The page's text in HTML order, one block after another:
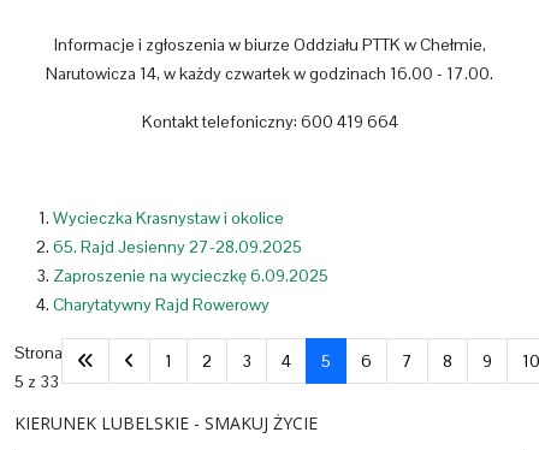
Informacje i zgłoszenia w biurze Oddziału PTTK w Chełmie,
Narutowicza 14, w każdy czwartek w godzinach 16.00 - 17.00.
Kontakt telefoniczny: 600 419 664
Wycieczka Krasnystaw i okolice
65. Rajd Jesienny 27-28.09.2025
Zaproszenie na wycieczkę 6.09.2025
Charytatywny Rajd Rowerowy
Strona
5 z 33
1 2 3 4 5 6 7 8 9 10
KIERUNEK LUBELSKIE - SMAKUJ ŻYCIE